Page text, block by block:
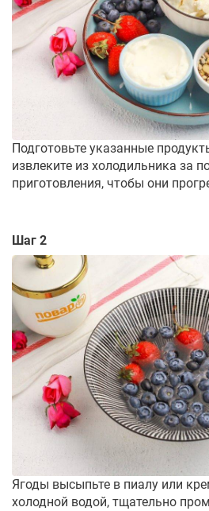
Подготовьте указанные
извлеките из холодильника за
приготовления, чтобы они
Шаг 2
Ягоды высыпьте в пиалу или
холодной водой, тщательно